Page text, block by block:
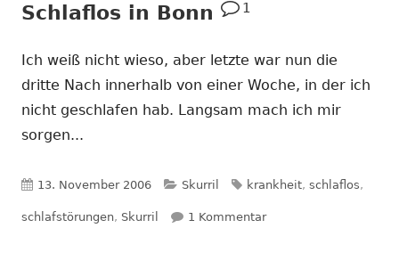
Schlaflos in Bonn 1
Ich weiß nicht wieso, aber letzte war nun die
dritte Nach innerhalb von einer Woche, in der ich
nicht geschlafen hab. Langsam mach ich mir
sorgen...
Veröffentlicht
am
13. November 2006 Kategorien
Skurril Schlagwörter
krankheit, schlaflos,
schlafstörungen, Skurril 1 Kommentarzu Schlaflos in Bonn